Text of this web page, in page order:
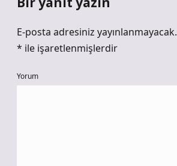
E-posta adresiniz yayınlanmayacak.
* ile işaretlenmişlerdir
Yorum